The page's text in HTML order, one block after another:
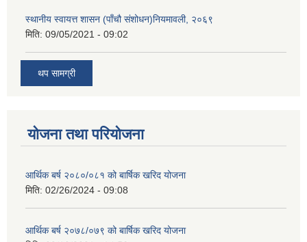
स्थानीय स्वायत्त शासन (पाँचौ संशोधन)नियमावली, २०६९
मिति: 09/05/2021 - 09:02
थप सामग्री
योजना तथा परियोजना
आर्थिक बर्ष २०८०/०८१ को बार्षिक खरिद योजना
मिति: 02/26/2024 - 09:08
आर्थिक बर्ष २०७८/०७९ को बार्षिक खरिद योजना